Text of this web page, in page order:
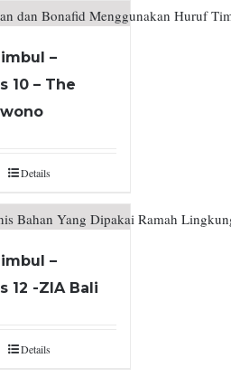
–
10 – The
Details
–
12 -ZIA Bali
Details